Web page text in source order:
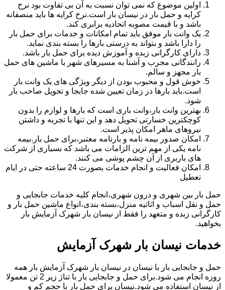
اولین موضوع که نمی توان نسبت به آن بی تفاوت بود نرخ
کرایه و حمل بار در نیسان بار است.نرخ کرایه ها باید منصفانه
باشد و با قیمت مصوبه اتحادیه برابری کند.
یک وانت بار موفق باید تمام امکانات و خدمات برای حمل بار
را دارا باشد و بتواند به درستی بارها را بسته بندی نماید.
دارای کارگرانی زبده و آموزش دیده برای حمل بار باشد.
رانندگانی مجرب و آشنا به مسیرهای شهر با ماشین های حمل
بار مجهز و سالم.
خوش قول و محبوب بودن از دیگر ویژگی های یک وانت بار
است.باید بارها در زمان تعیین شده جابجا و تحویل صاحب بار
شود.
بهترین وانت بار،وانت باری است که بارها و لوازم را بدون
کوچکترین خسارتی تحویل دهد و این تنها با تجربه و داشتن
نیروهای ماهر امکان پذیر است.
امکان صدور بیمه نامه و بارنامه معتبر،برای حمل بار.بیمه
نامه یکی از مهم ترین الزامات می باشد که بسیاری از شرکت
های باربری از آن چشم پوشی می کنند.
امکان فعالیت و انجام خدمات بصورت 24 ساعته حتی در ایام
تعطیل
حمل بار بین شهری و درون شهری،انجام کلیه خدمات جابجایی و
حمل و نقل اسباب و اثاثیه منزل،بسته بندی،انواع ماشین حمل بار و
کارگرانی زبده و متعهد را فقط از نیسان بار شهرک آزمایش بار
بخواهید.
خدمات نیسان بار شهرک آزمایش
حمل و جابجایی بار با نیسان در نیسان بار شهرک آزمایش بار همه
روزه انجام می شود.برای حمل و جابجایی بار با تناژ زیر 2 تن معمولا
از نیسان استفاده می شود.نیسان برای حمل بار با حجم کم و